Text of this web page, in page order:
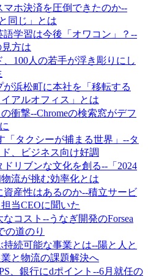
マホ決済を圧倒できたのか--
同じ」とは
学習は今後「オワコン」？--
方は
100人の若手が浮き彫りにし
浜松町に本社を「移転する
アルオフィス」とは
の衝撃--Chromeの検索窓がデフ
「タクシーが捕まる世界」--タ
、ビジネス向け好調
リブンな文化を創る--「2024
流が挑む効率化とは
資産性はあるのか--積立サービ
当CEOに聞いた
コスト--うなぎ開発のForsea
の道のり
続可能な事業とは--陽と人と
と物流の課題解決へ
、銀行にdポイント--6月就任の